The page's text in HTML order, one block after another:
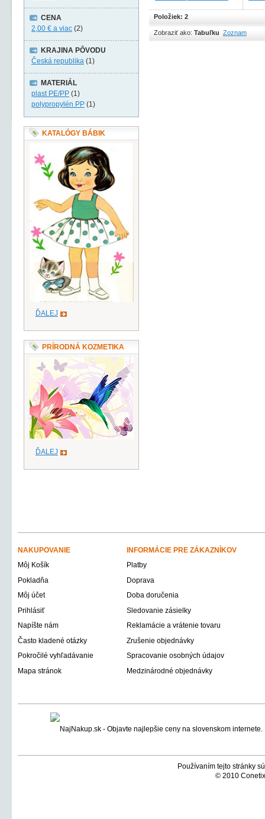
Položiek: 2
Zobraziť ako: Tabuľku Zoznam
CENA
2,00 € a viac (2)
KRAJINA PÔVODU
Česká republika (1)
MATERIÁL
plast PE/PP (1)
polypropylén PP (1)
KATALÓGY BÁBIK
ĎALEJ
PRÍRODNÁ KOZMETIKA
ĎALEJ
NAKUPOVANIE
INFORMÁCIE PRE ZÁKAZNÍKOV
Môj Košík
Platby
Pokladňa
Doprava
Môj účet
Doba doručenia
Prihlásiť
Sledovanie zásielky
Napíšte nám
Reklamácie a vrátenie tovaru
Často kladené otázky
Zrušenie objednávky
Pokročilé vyhľadávanie
Spracovanie osobných údajov
Mapa stránok
Medzinárodné objednávky
Používaním tejto stránky
© 2010